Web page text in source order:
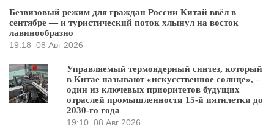
Безвизовый режим для граждан России Китай ввёл в
сентябре — и туристический поток хлынул на восток
лавинообразно
19:18 08 Авг 2026
Управляемый термоядерный синтез, который
в Китае называют «искусственное солнце», –
один из ключевых приоритетов будущих
отраслей промышленности 15-й пятилетки до
2030-го года
19:10 08 Авг 2026